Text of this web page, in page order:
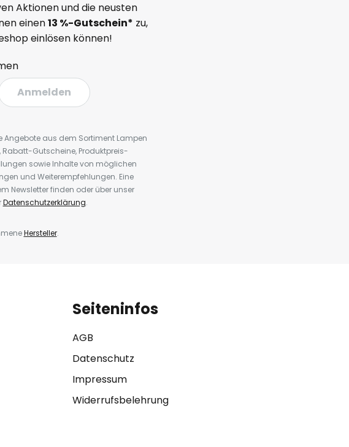
Aktionen und die neusten
einen13 %-Gutschein* zu,
einlösen können!
Anmelden
Angebote aus dem Sortiment Lampen
Gutscheine, Produktpreis-
sowie Inhalte von möglichen
und Weiterempfehlungen. Eine
Newsletter finden oder über unser
Datenschutzerklärung.
Hersteller.
Seiteninfos
AGB
Datenschutz
Impressum
Widerrufsbelehrung